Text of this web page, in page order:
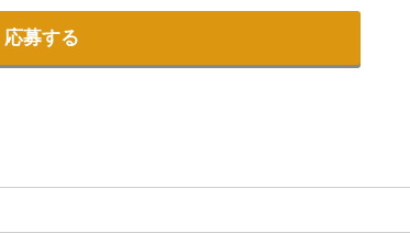
応募する